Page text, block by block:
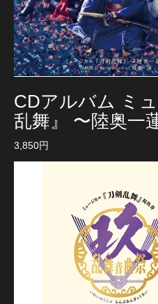
CDアルバム ミ
乱舞』 〜陸奥一
3,850円